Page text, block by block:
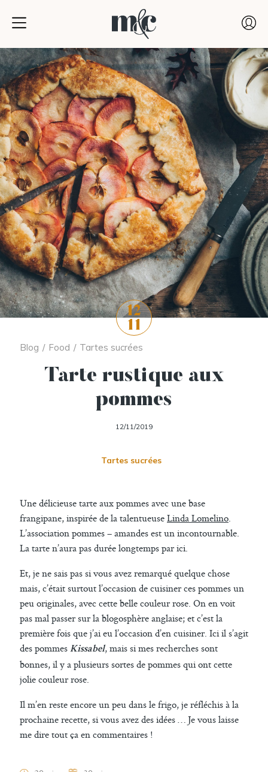
12
11
Blog / Food / Tartes sucrées
Tarte rustique aux
pommes
12/11/2019
Tartes sucrées
Une délicieuse tarte aux pommes avec une base
frangipane, inspirée de la talentueuseLinda Lomelino.
L’association pommes – amandes est un incontournable.
La tarte n’aura pas durée longtemps par ici.
Et, je ne sais pas si vous avez remarqué quelque chose
mais, c’était surtout l’occasion de cuisiner ces pommes un
peu originales, avec cette belle couleur rose. On en voit
pas mal passer sur la blogosphère anglaise; et c’est la
première fois que j’ai eu l’occasion d’en cuisiner. Ici il s’agit
des pommes Kissabel, mais si mes recherches sont
bonnes, il y a plusieurs sortes de pommes qui ont cette
jolie couleur rose.
Il m’en reste encore un peu dans le frigo, je réfléchis à la
prochaine recette, si vous avez des idées … Je vous laisse
me dire tout ça en commentaires !